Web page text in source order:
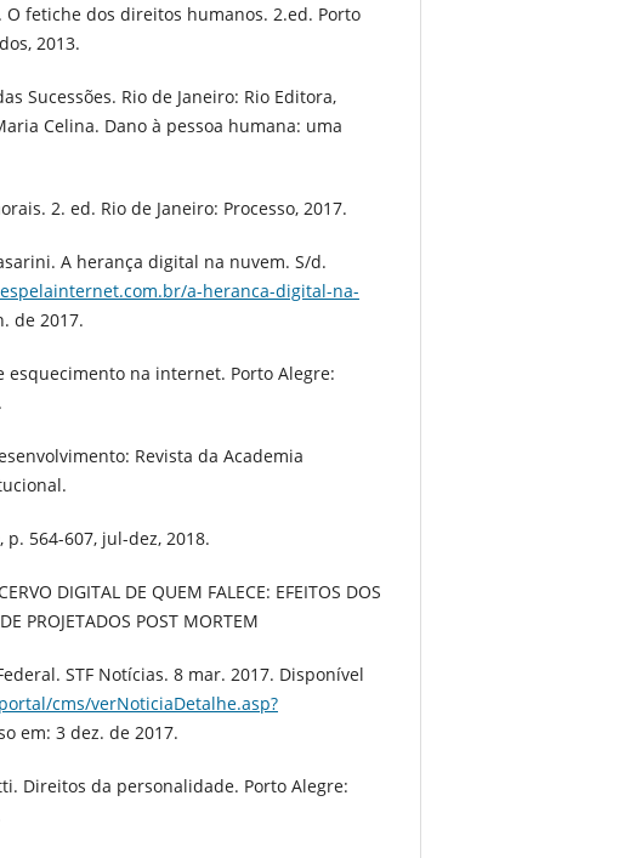
O fetiche dos direitos humanos. 2.ed. Porto
2013.
Sucessões. Rio de Janeiro: Rio Editora,
Celina. Dano à pessoa humana: uma
2. ed. Rio de Janeiro: Processo, 2017.
A herança digital na nuvem. S/d.
a-heranca-digital-na-
de 2017.
esquecimento na internet. Porto Alegre:
Revista da Academia
p. 564-607, jul-dez, 2018.
DIGITAL DE QUEM FALECE: EFEITOS DOS
PROJETADOS POST MORTEM
STF Notícias. 8 mar. 2017. Disponível
cms/verNoticiaDetalhe.asp?
em: 3 dez. de 2017.
Direitos da personalidade. Porto Alegre: